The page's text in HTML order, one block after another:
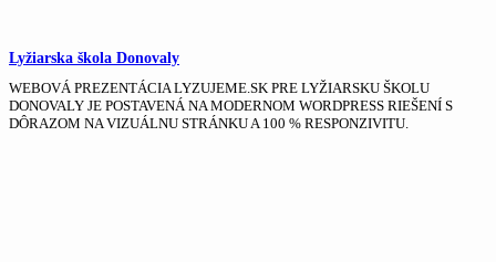
Lyžiarska škola Donovaly
WEBOVÁ PREZENTÁCIA LYZUJEME.SK PRE LYŽIARSKU ŠKOLU
DONOVALY JE POSTAVENÁ NA MODERNOM WORDPRESS RIEŠENÍ S
DÔRAZOM NA VIZUÁLNU STRÁNKU A 100 % RESPONZIVITU.